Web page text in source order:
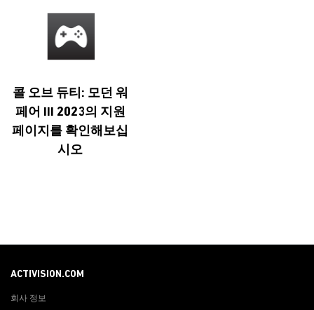
콜 오브 듀티: 모던 워
페어 III 2023의 지원
페이지를 확인해보십
시오
ACTIVISION.COM
회사 정보